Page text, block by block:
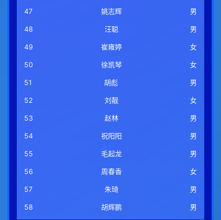
47 姚志辉 男
48 汪聪 男
49 崔雍婷 女
50 徐凯琴 女
51 胡彪 男
52 刘靓 女
53 赵林 男
54 祝阳阳 男
55 毛起龙 男
56 周春香 女
57 朱琦 男
58 胡辉鹏 男